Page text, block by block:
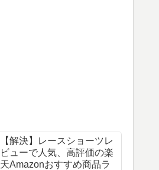
【解決】レースショーツレ
ビューで人気、高評価の楽
天Amazonおすすめ商品ラ